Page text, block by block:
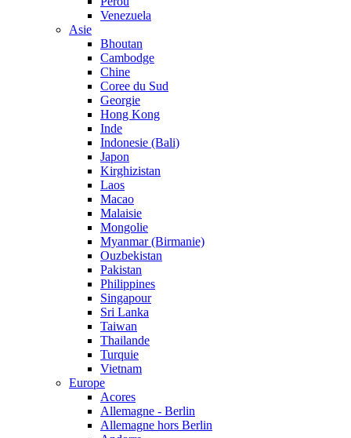
Venezuela
Asie
Bhoutan
Cambodge
Chine
Coree du Sud
Georgie
Hong Kong
Inde
Indonesie (Bali)
Japon
Kirghizistan
Laos
Macao
Malaisie
Mongolie
Myanmar (Birmanie)
Ouzbekistan
Pakistan
Philippines
Singapour
Sri Lanka
Taiwan
Thailande
Turquie
Vietnam
Europe
Acores
Allemagne - Berlin
Allemagne hors Berlin